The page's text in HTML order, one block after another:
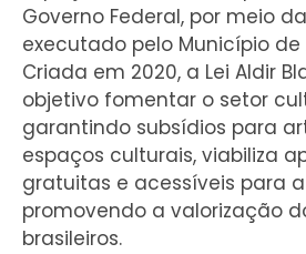
Governo Federal, por meio
executado pelo Município
Criada em 2020, a Lei Aldir
objetivo fomentar o setor
garantindo subsídios para
espaços culturais, viabiliza
gratuitas e acessíveis para
promovendo a valorização
brasileiros.